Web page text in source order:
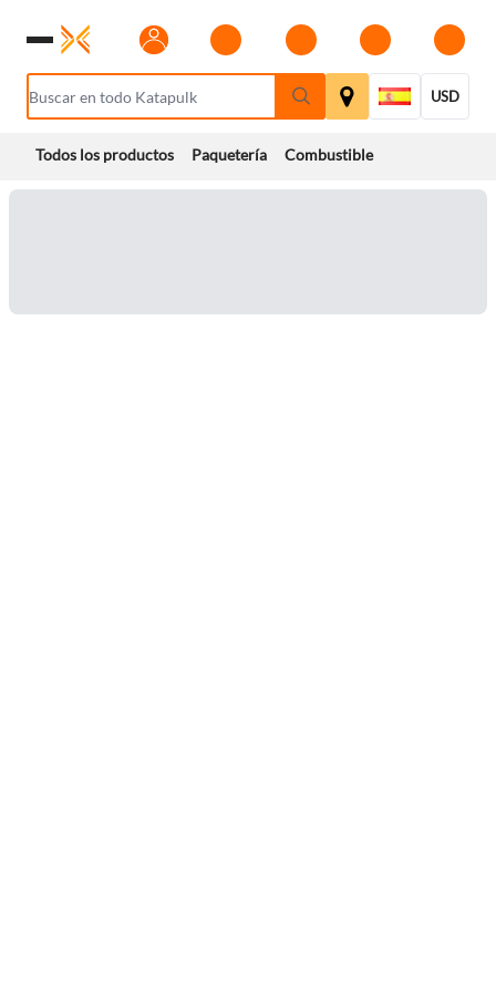
USD
Todos los productos Paquetería Combustible